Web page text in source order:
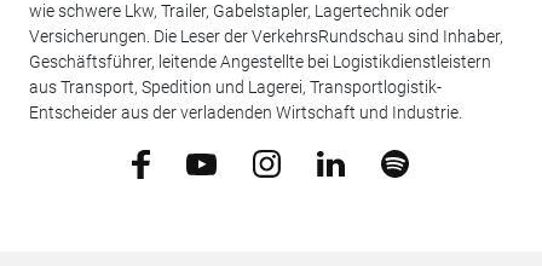
wie schwere Lkw, Trailer, Gabelstapler, Lagertechnik oder
Versicherungen. Die Leser der VerkehrsRundschau sind Inhaber,
Geschäftsführer, leitende Angestellte bei Logistikdienstleistern
aus Transport, Spedition und Lagerei, Transportlogistik-
Entscheider aus der verladenden Wirtschaft und Industrie.